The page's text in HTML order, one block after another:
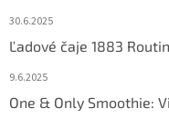
30.6.2025
Ľadové čaje 1883 Routin
9.6.2025
One & Only Smoothie: